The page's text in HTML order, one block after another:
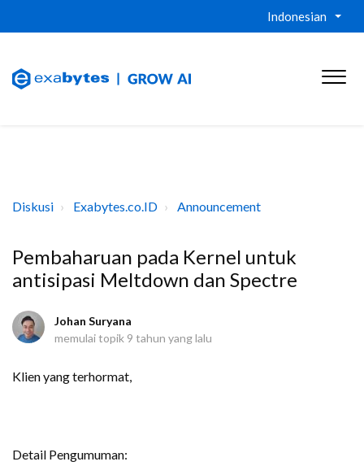
Indonesian
Diskusi Exabytes.co.ID Announcement
Pembaharuan pada Kernel untuk
antisipasi Meltdown dan Spectre
Johan Suryana
memulai topik 9 tahun yang lalu
Klien yang terhormat,
Detail Pengumuman: